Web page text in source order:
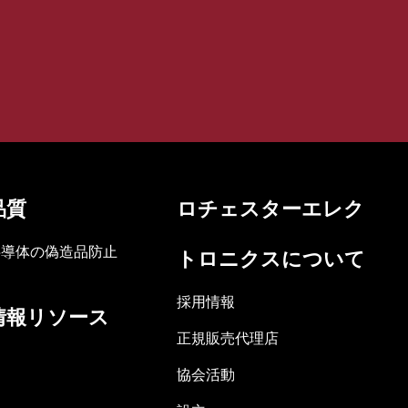
質
体の偽造品防止
報リソース
ロチェスターエレク
トロニクスについて
採用情報
正規販売代理店
協会活動